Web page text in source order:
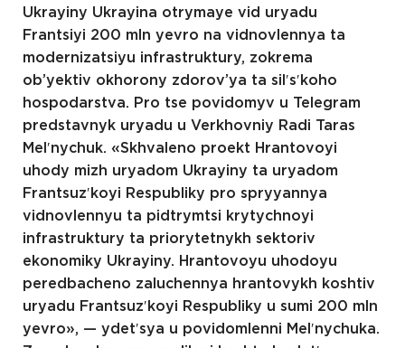
Ukrayiny Ukrayina otrymaye vid uryadu
Frantsiyi 200 mln yevro na vidnovlennya ta
modernizatsiyu infrastruktury, zokrema
ob’yektiv okhorony zdorov’ya ta silʹsʹkoho
hospodarstva. Pro tse povidomyv u Telegram
predstavnyk uryadu u Verkhovniy Radi Taras
Melʹnychuk. «Skhvaleno proekt Hrantovoyi
uhody mizh uryadom Ukrayiny ta uryadom
Frantsuzʹkoyi Respubliky pro spryyannya
vidnovlennyu ta pidtrymtsi krytychnoyi
infrastruktury ta priorytetnykh sektoriv
ekonomiky Ukrayiny. Hrantovoyu uhodoyu
peredbacheno zaluchennya hrantovykh koshtiv
uryadu Frantsuzʹkoyi Respubliky u sumi 200 mln
yevro», — ydetʹsya u povidomlenni Melʹnychuka.